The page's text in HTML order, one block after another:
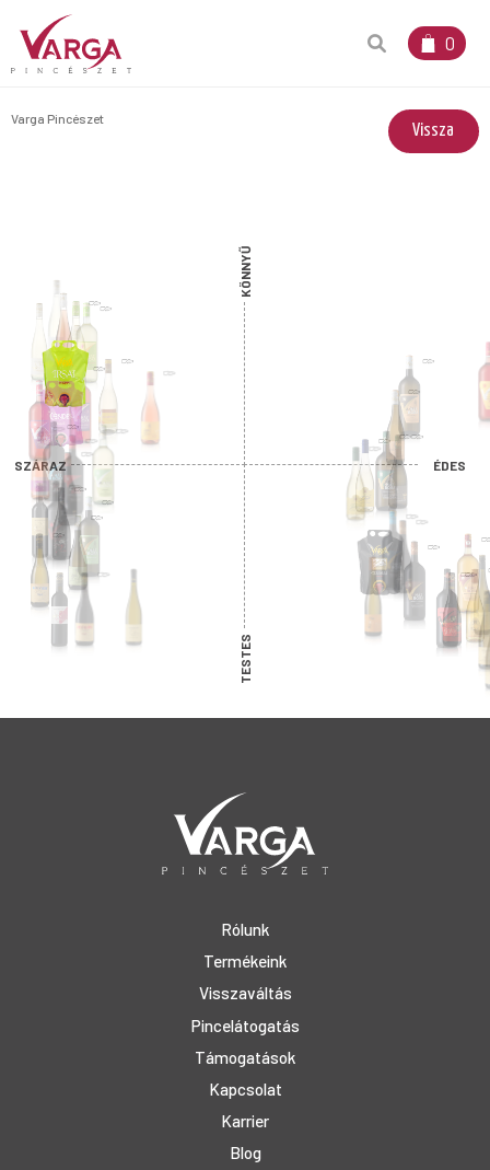
0
Varga Pincészet
Vissza
KÖNNYŰ
TESTES
SZÁRAZ ÉDES
Rólunk
Termékeink
Visszaváltás
Pincelátogatás
Támogatások
Kapcsolat
Karrier
Blog